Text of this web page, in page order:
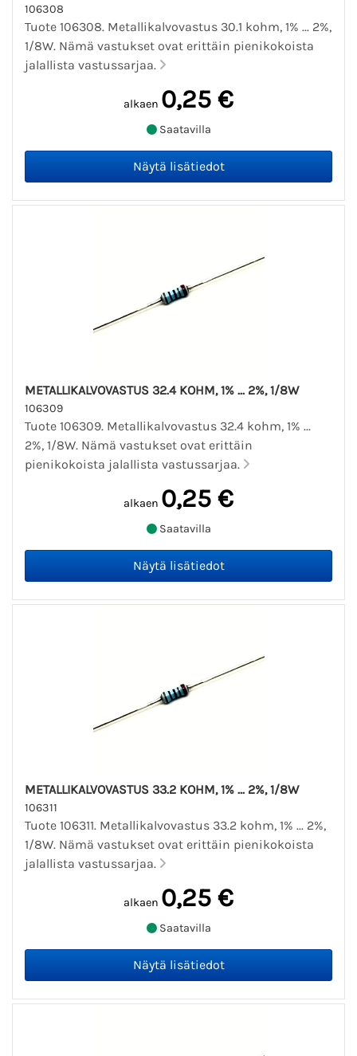
106308
Tuote 106308. Metallikalvovastus 30.1 kohm, 1% ... 2%,
1/8W. Nämä vastukset ovat erittäin pienikokoista
jalallista vastussarjaa.
alkaen 0,25 €
Saatavilla
METALLIKALVOVASTUS 32.4 KOHM, 1% ... 2%, 1/8W
106309
Tuote 106309. Metallikalvovastus 32.4 kohm, 1% ...
2%, 1/8W. Nämä vastukset ovat erittäin
pienikokoista jalallista vastussarjaa.
alkaen 0,25 €
Saatavilla
METALLIKALVOVASTUS 33.2 KOHM, 1% ... 2%, 1/8W
106311
Tuote 106311. Metallikalvovastus 33.2 kohm, 1% ... 2%,
1/8W. Nämä vastukset ovat erittäin pienikokoista
jalallista vastussarjaa.
alkaen 0,25 €
Saatavilla